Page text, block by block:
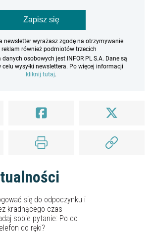
Zapisz się
newsletter wyrażasz zgodę na otrzymywanie
reklam również podmiotów trzecich
osobowych jest INFOR PL S.A. Dane są
celu wysyłki newslettera. Po więcej informacji
kliknij tutaj.
się do odpoczynku i
kradnącego czas
sobie pytanie: Po co
do ręki?